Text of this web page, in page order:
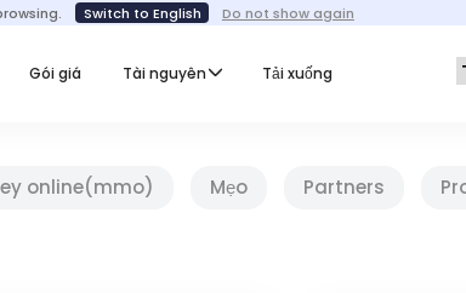
Switch to English Do not show again
Gói giá Tài nguyên Tải xuống
online(mmo) Mẹo Partners